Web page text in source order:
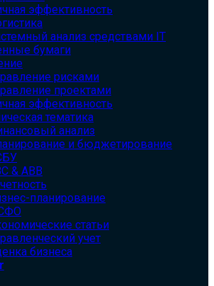
эффективность
анализ средствами IT
бумаги
рисками
проектами
эффективность
тематика
анализ
и бюджетирование
& ABB
планирование
статьи
учет
бизнеса